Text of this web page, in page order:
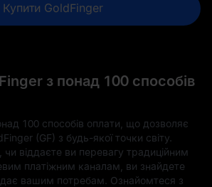
Купити GoldFinger
з понад 100 способів
100 способів оплати, що дозволяє
(GF) з будь-якої точки світу.
чи віддаєте ви перевагу традиційним
платіжним каналам, ви знайдете
вашим потребам. Ознайомтеся з